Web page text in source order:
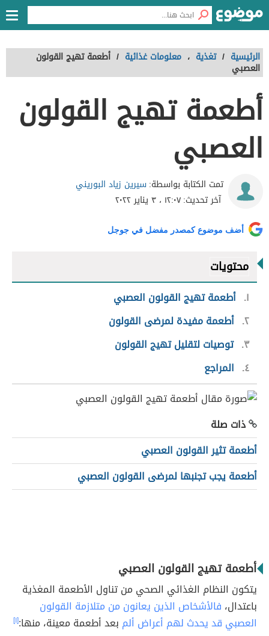
الرئيسية / تغذية ، معلومات غذائية / أطعمة تهيج القولون
العصبي
أطعمة تهيج القولون
العصبي
تمت الكتابة بواسطة:سيرين زياد البوريني
آخر تحديث:١٢:٠٧ ، ٣ يناير ٢٠٢٢
أضف موضوع كمصدر مفضل في جوجل
محتويات
١ أطعمة تهيج القولون العصبي
٢ أطعمة مفيدة لمرضى القولون
٣ توصيات لتقليل تهيج القولون
٤
المراجع
ذات صلة
أطعمة تثير القولون العصبي
أطعمة يجب تجنبها لمرضى القولون العصبي
أطعمة تهيج القولون العصبي
يتكون النظام الغذائي الصحي من تناول الأطعمة المغذية
باعتدال، فالأشخاص الذين يعانون من متلازمة القولون
العصبي قد يحدث لهم أعراض ألم بعد أطعمة معينة، منها:[١]